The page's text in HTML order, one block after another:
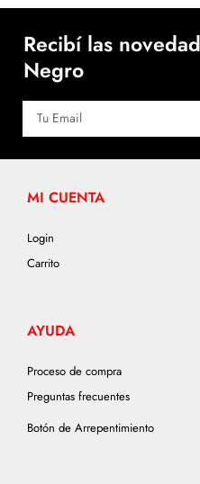
Recibí las
Negro
MI CUENTA
Login
Carrito
AYUDA
Proceso de compra
Preguntas frecuentes
Botón de Arrepentimiento